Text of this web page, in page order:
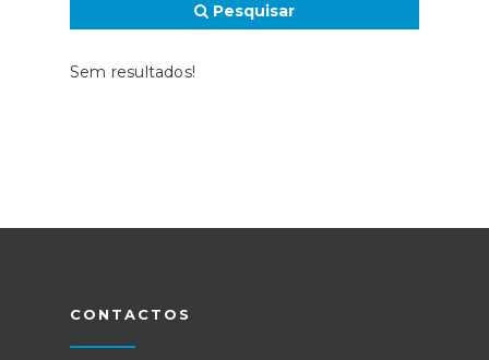
Pesquisar
Sem resultados!
CONTACTOS